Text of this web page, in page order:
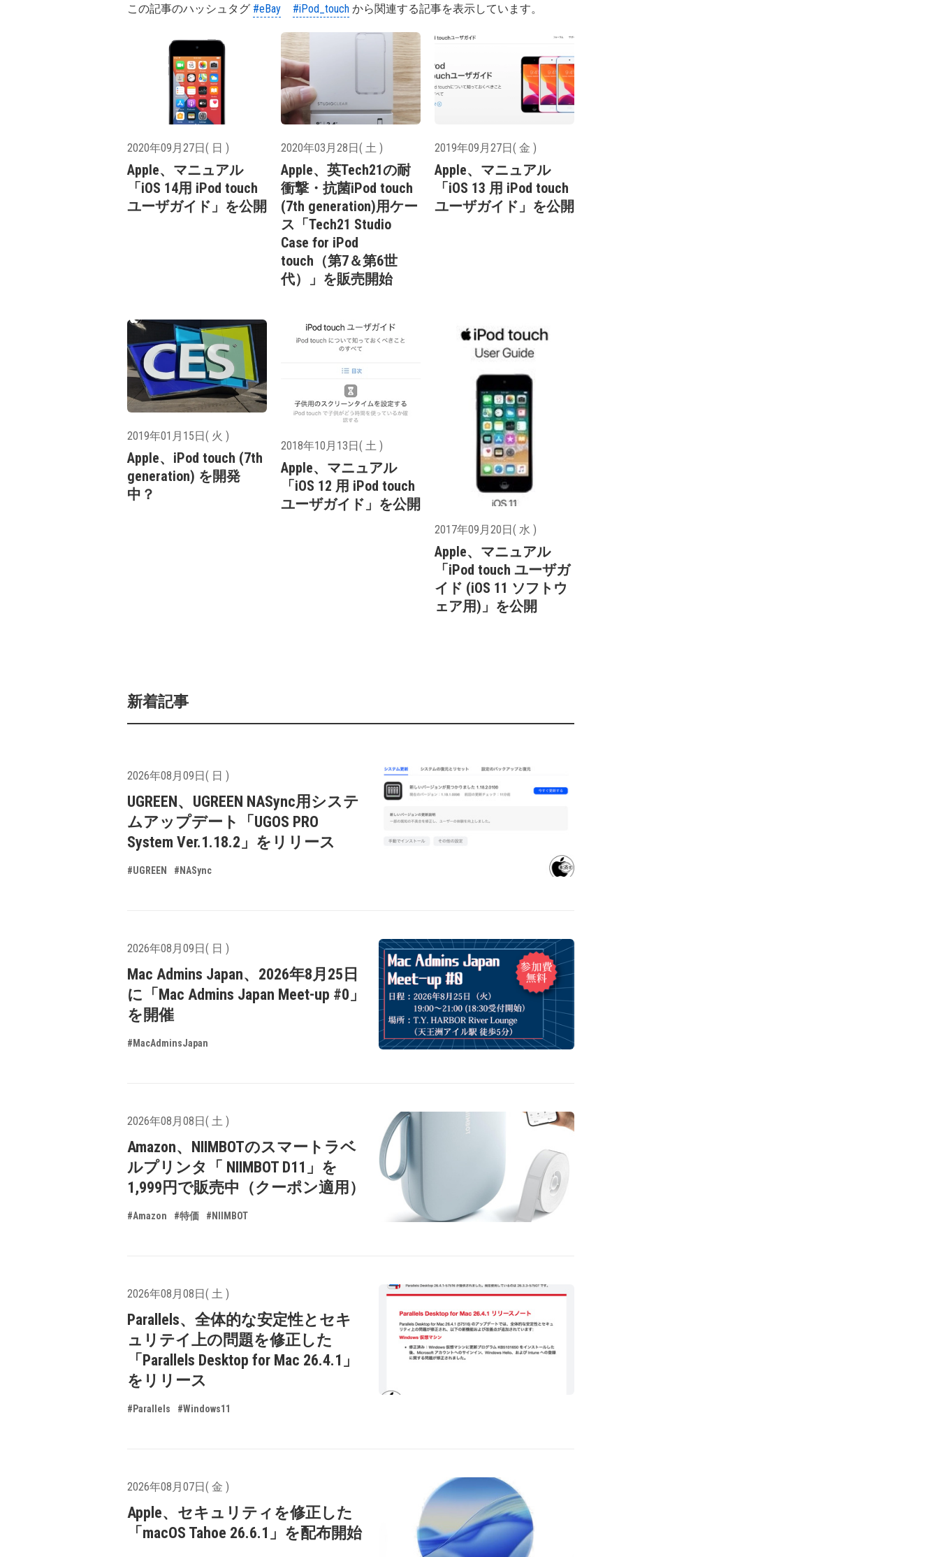
この記事のハッシュタグ #eBay #iPod_touch から関連する記事を表示しています。
2020年09月27日( 日 )
Apple、マニュアル
「iOS 14用 iPod touch
ユーザガイド」を公開
2020年03月28日( 土 )
Apple、英Tech21の耐
衝撃・抗菌iPod touch
(7th generation)用ケー
ス「Tech21 Studio
Case for iPod
touch（第7＆第6世
代）」を販売開始
2019年09月27日( 金 )
Apple、マニュアル
「iOS 13 用 iPod touch
ユーザガイド」を公開
2019年01月15日( 火 )
Apple、iPod touch (7th
generation) を開発
中？
2018年10月13日( 土 )
Apple、マニュアル
「iOS 12 用 iPod touch
ユーザガイド」を公開
2017年09月20日( 水 )
Apple、マニュアル
「iPod touch ユーザガ
イド (iOS 11 ソフトウ
ェア用)」を公開
新着記事
2026年08月09日( 日 )
UGREEN、UGREEN NASync用システ
ムアップデート「UGOS PRO
System Ver.1.18.2」をリリース
#UGREEN #NASync
2026年08月09日( 日 )
Mac Admins Japan、2026年8月25日
に「Mac Admins Japan Meet-up #0」
を開催
#MacAdminsJapan
2026年08月08日( 土 )
Amazon、NIIMBOTのスマートラベ
ルプリンタ「 NIIMBOT D11」を
1,999円で販売中（クーポン適用）
#Amazon #特価 #NIIMBOT
2026年08月08日( 土 )
Parallels、全体的な安定性とセキ
ュリテイ上の問題を修正した
「Parallels Desktop for Mac 26.4.1」
をリリース
#Parallels #Windows11
2026年08月07日( 金 )
Apple、セキュリティを修正した
「macOS Tahoe 26.6.1」を配布開始